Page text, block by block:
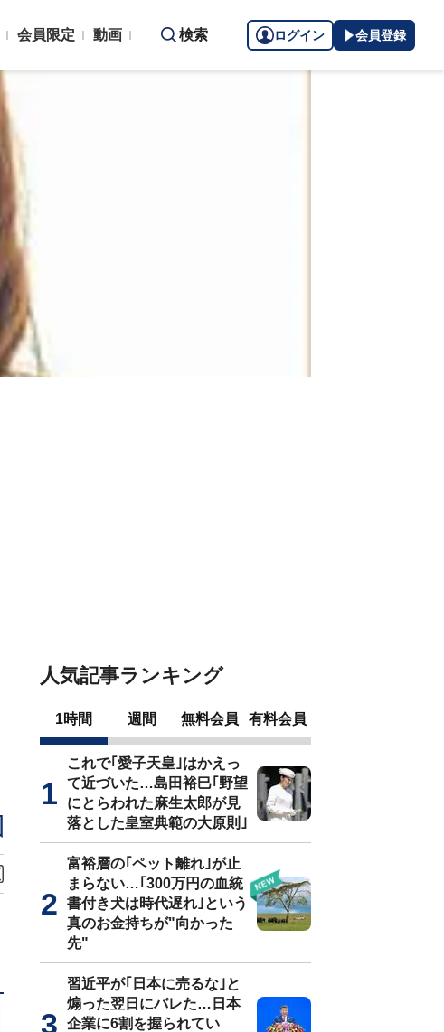
会員限定 動画 検索 ログイン 会員登録
人気記事ランキング
1時間 週間 無料会員 有料会員
これで｢愛子天皇｣はかえっ
て近づいた…島田裕巳｢野望
にとらわれた麻生太郎が見
落とした皇室典範の大原則｣
富裕層の｢ペット離れ｣が止
まらない…｢300万円の血統
書付き犬は時代遅れ｣という
真のお金持ちが"向かった
先"
習近平が｢日本に売るな｣と
煽った翌日にバレた…日本
企業に6割を握られてい